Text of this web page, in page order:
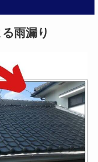
雨漏り